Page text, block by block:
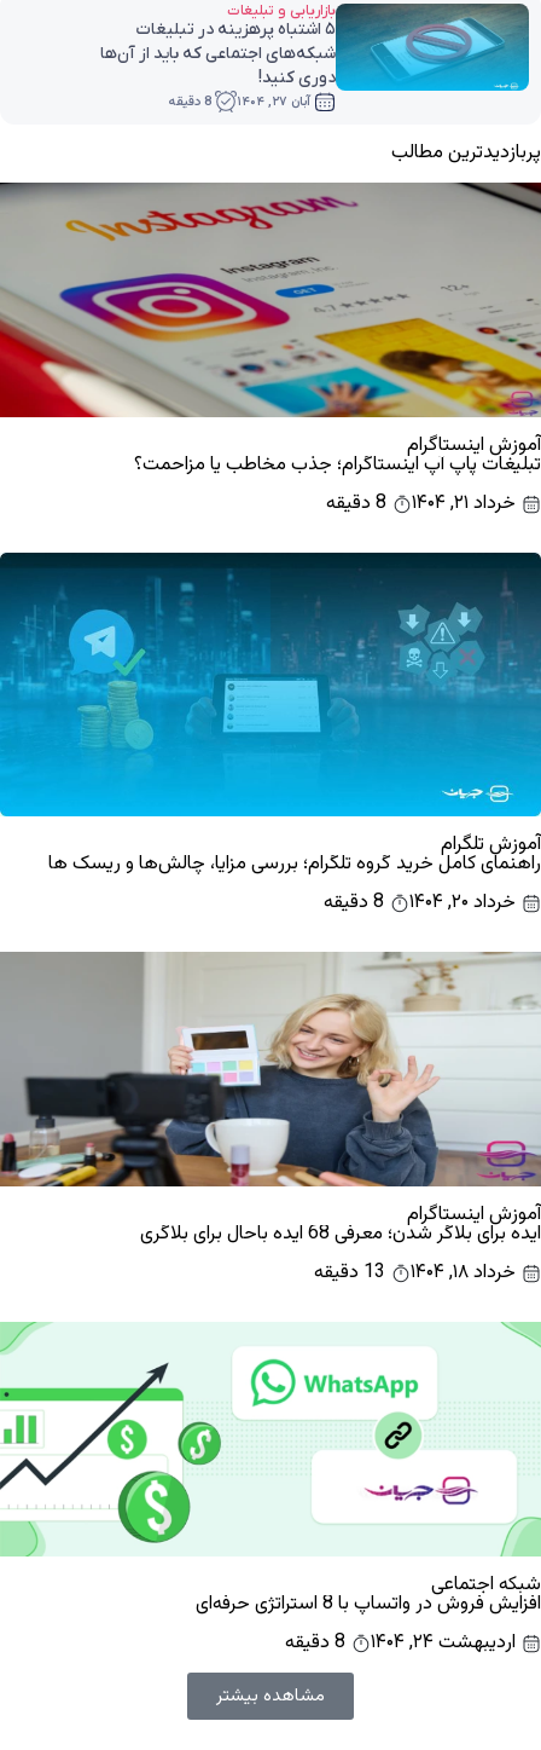
بازاریابی و تبلیغات
۵ اشتباه پرهزینه در تبلیغات
شبکه‌های اجتماعی که باید از آن‌ها
دوری کنید!
آبان ۲۷, ۱۴۰۴ 8 دقیقه
پربازدیدترین مطالب
آموزش اینستاگرام
تبلیغات پاپ آپ اینستاگرام؛ جذب مخاطب یا مزاحمت؟
خرداد ۲۱, ۱۴۰۴
8 دقیقه
آموزش تلگرام
راهنمای کامل خرید گروه تلگرام؛ بررسی مزایا، چالش‌ها و ریسک ها
خرداد ۲۰, ۱۴۰۴
8 دقیقه
آموزش اینستاگرام
ایده برای بلاگر شدن؛ معرفی 68 ایده باحال برای بلاگری
خرداد ۱۸, ۱۴۰۴
13 دقیقه
شبکه اجتماعی
افزایش فروش در واتساپ با 8 استراتژی حرفه‌ای
اردیبهشت ۲۴, ۱۴۰۴
8 دقیقه
مشاهده بیشتر